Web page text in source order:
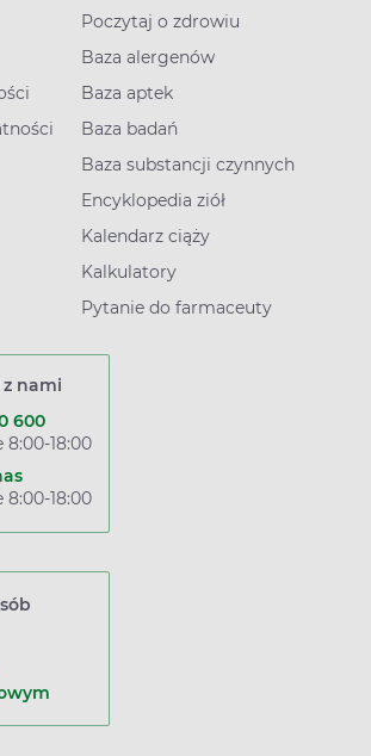
Poczytaj o zdrowiu
Baza alergenów
Baza aptek
Baza badań
Baza substancji czynnych
Encyklopedia ziół
Kalendarz ciąży
Kalkulatory
Pytanie do farmaceuty
nami
600
8:00-18:00
8:00-18:00